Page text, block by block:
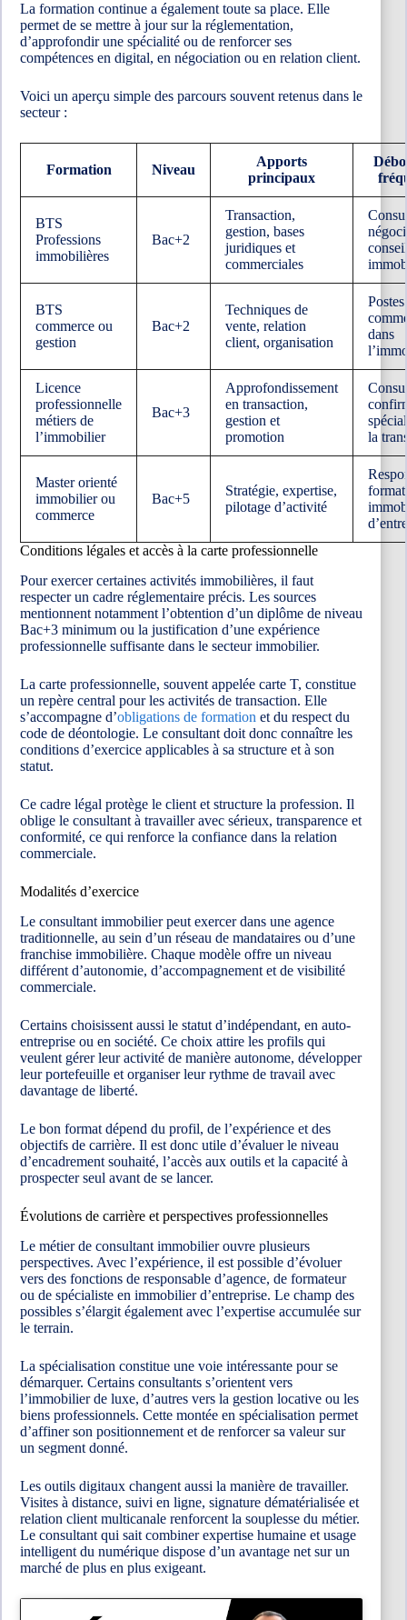
La formation continue a également toute sa place. Elle
permet de se mettre à jour sur la réglementation,
d’approfondir une spécialité ou de renforcer ses
compétences en digital, en négociation ou en relation client.
Voici un aperçu simple des parcours souvent retenus dans le
secteur :
Formation Niveau
Apports
principaux
BTS
Professions
immobilières
Bac+2
Transaction,
gestion, bases
juridiques et
commerciales
BTS
commerce ou
gestion
Bac+2
Techniques de
vente, relation
client, organisation
Postes
dans
Licence
professionnelle
métiers de
l’immobilier
Bac+3
Approfondissement
en transaction,
gestion et
promotion
la
Master orienté
immobilier ou
commerce
Bac+5
Stratégie, expertise,
pilotage d’activité
Conditions légales et accès à la carte professionnelle
Pour exercer certaines activités immobilières, il faut
respecter un cadre réglementaire précis. Les sources
mentionnent notamment l’obtention d’un diplôme de niveau
Bac+3 minimum ou la justification d’une expérience
professionnelle suffisante dans le secteur immobilier.
La carte professionnelle, souvent appelée carte T, constitue
un repère central pour les activités de transaction. Elle
s’accompagne d’obligations de formation et du respect du
code de déontologie. Le consultant doit donc connaître les
conditions d’exercice applicables à sa structure et à son
statut.
Ce cadre légal protège le client et structure la profession. Il
oblige le consultant à travailler avec sérieux, transparence et
conformité, ce qui renforce la confiance dans la relation
commerciale.
Modalités d’exercice
Le consultant immobilier peut exercer dans une agence
traditionnelle, au sein d’un réseau de mandataires ou d’une
franchise immobilière. Chaque modèle offre un niveau
différent d’autonomie, d’accompagnement et de visibilité
commerciale.
Certains choisissent aussi le statut d’indépendant, en auto-
entreprise ou en société. Ce choix attire les profils qui
veulent gérer leur activité de manière autonome, développer
leur portefeuille et organiser leur rythme de travail avec
davantage de liberté.
Le bon format dépend du profil, de l’expérience et des
objectifs de carrière. Il est donc utile d’évaluer le niveau
d’encadrement souhaité, l’accès aux outils et la capacité à
prospecter seul avant de se lancer.
Évolutions de carrière et perspectives professionnelles
Le métier de consultant immobilier ouvre plusieurs
perspectives. Avec l’expérience, il est possible d’évoluer
vers des fonctions de responsable d’agence, de formateur
ou de spécialiste en immobilier d’entreprise. Le champ des
possibles s’élargit également avec l’expertise accumulée sur
le terrain.
La spécialisation constitue une voie intéressante pour se
démarquer. Certains consultants s’orientent vers
l’immobilier de luxe, d’autres vers la gestion locative ou les
biens professionnels. Cette montée en spécialisation permet
d’affiner son positionnement et de renforcer sa valeur sur
un segment donné.
Les outils digitaux changent aussi la manière de travailler.
Visites à distance, suivi en ligne, signature dématérialisée et
relation client multicanale renforcent la souplesse du métier.
Le consultant qui sait combiner expertise humaine et usage
intelligent du numérique dispose d’un avantage net sur un
marché de plus en plus exigeant.